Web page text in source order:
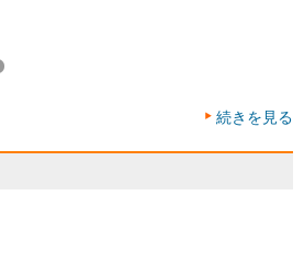
続きを見る